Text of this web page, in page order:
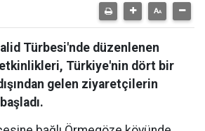
Türbesi'nde düzenlenen
Türkiye'nin dört bir
gelen ziyaretçilerin